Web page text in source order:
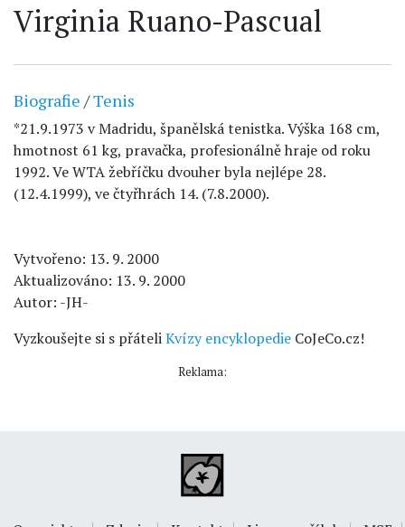
Virginia Ruano-Pascual
Biografie /Tenis
*21.9.1973 v Madridu, španělská tenistka. Výška 168 cm,
hmotnost 61 kg, pravačka, profesionálně hraje od roku
1992. Ve WTA žebříčku dvouher byla nejlépe 28.
(12.4.1999), ve čtyřhrách 14. (7.8.2000).
Vytvořeno: 13. 9. 2000
Aktualizováno: 13. 9. 2000
Autor: -JH-
Vyzkoušejte si s přáteliKvízy encyklopedie CoJeCo.cz!
Reklama: